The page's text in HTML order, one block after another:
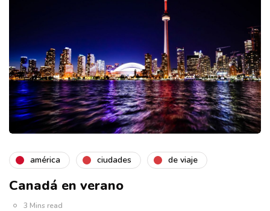
américa ciudades de viaje
Canadá en verano
3 Mins read